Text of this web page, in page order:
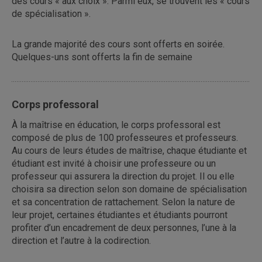
de spécialisation ».
La grande majorité des cours sont offerts en soirée.
Quelques-uns sont offerts la fin de semaine
Corps professoral
À la maîtrise en éducation, le corps professoral est
composé de plus de 100 professeures et professeurs.
Au cours de leurs études de maîtrise, chaque étudiante et
étudiant est invité à choisir une professeure ou un
professeur qui assurera la direction du projet. Il ou elle
choisira sa direction selon son domaine de spécialisation
et sa concentration de rattachement. Selon la nature de
leur projet, certaines étudiantes et étudiants pourront
profiter d’un encadrement de deux personnes, l’une à la
direction et l’autre à la codirection.